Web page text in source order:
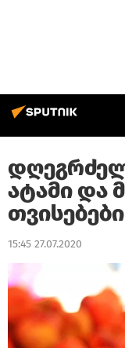
ატამი და
თვისებები
15:45 27.07.2020